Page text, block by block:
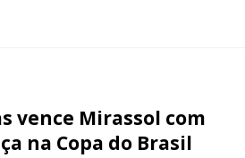
vence Mirassol com
na Copa do Brasil